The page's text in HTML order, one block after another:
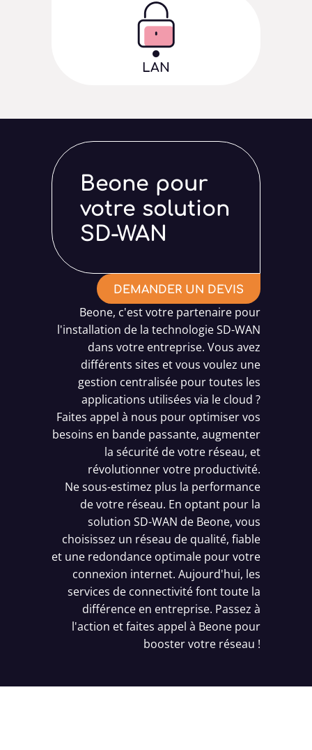

LAN
Beone pour
votre solution
SD-WAN
DEMANDER UN DEVIS
Beone, c'est votre partenaire pour
l'installation de la technologie SD-WAN
dans votre entreprise. Vous avez
différents sites et vous voulez une
gestion centralisée pour toutes les
applications utilisées via le cloud ?
Faites appel à nous pour optimiser vos
besoins en bande passante, augmenter
la sécurité de votre réseau, et
révolutionner votre productivité.
Ne sous-estimez plus la performance
de votre réseau. En optant pour la
solution SD-WAN de Beone, vous
choisissez un réseau de qualité, fiable
et une redondance optimale pour votre
connexion internet. Aujourd'hui, les
services de connectivité font toute la
différence en entreprise. Passez à
l'action et faites appel à Beone pour
booster votre réseau !